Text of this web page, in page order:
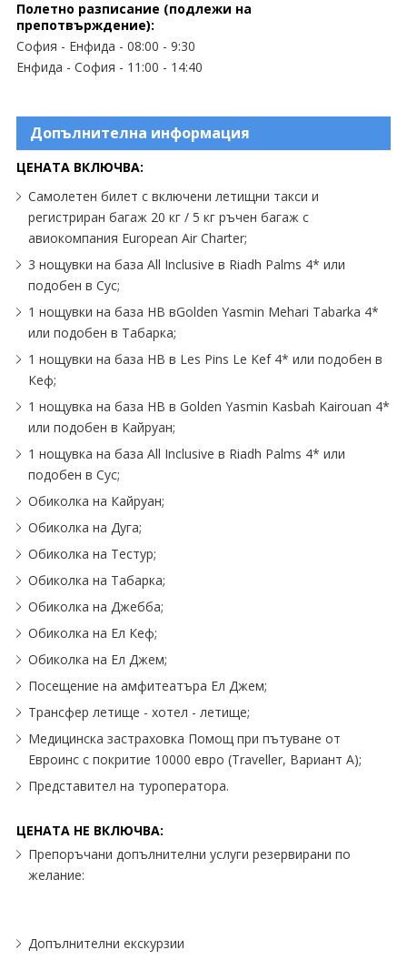
Полетно разписание (подлежи на
препотвърждение):
София - Енфида - 08:00 - 9:30
Енфида - София - 11:00 - 14:40
Допълнителна информация
ЦЕНАТА ВКЛЮЧВА:
Самолетен билет с включени летищни такси и
регистриран багаж 20 кг / 5 кг ръчен багаж с
авиокомпания European Air Charter;
3 нощувки на база All Inclusive в Riadh Palms 4* или
подобен в Сус;
1 нощувки на база HB вGolden Yasmin Mehari Tabarka 4*
или подобен в Табарка;
1 нощувки на база HB в Les Pins Le Kef 4* или подобен в
Кеф;
1 нощувка на база HB в Golden Yasmin Kasbah Kairouan 4*
или подобен в Кайруан;
1 нощувка на база All Inclusive в Riadh Palms 4* или
подобен в Сус;
Обиколка на Кайруан;
Обиколка на Дуга;
Обиколка на Тестур;
Обиколка на Табарка;
Обиколка на Джебба;
Обиколка на Ел Кеф;
Обиколка на Ел Джем;
Посещение на амфитеатъра Ел Джем;
Трансфер летище - хотел - летище;
Медицинска застраховка Помощ при пътуване от
Евроинс с покритие 10000 евро (Traveller, Вариант А);
Представител на туроператора.
ЦЕНАТА НЕ ВКЛЮЧВА:
Препоръчани допълнителни услуги резервирани по
желание:
Допълнителни екскурзии